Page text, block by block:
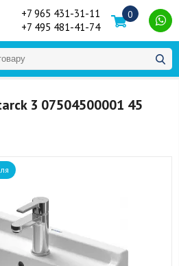
+7 965 431-31-11
+7 495 481-41-74
0
3 07504500001 45